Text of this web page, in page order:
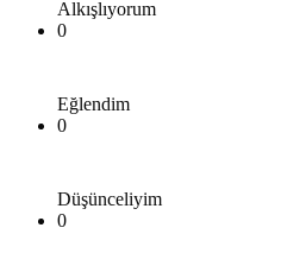
Alkışlıyorum
0
Eğlendim
0
Düşünceliyim
0